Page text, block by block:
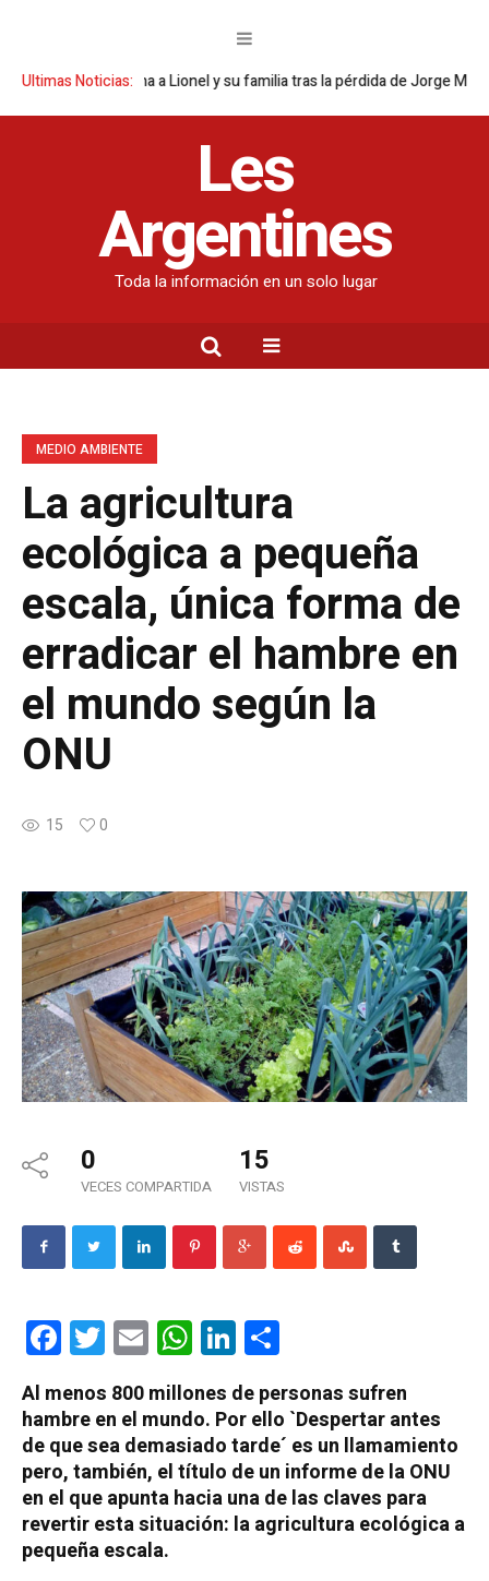
Ultimas Noticias:
argentina a Lionel y su familia tras la pérdida de Jorge Messi
Les
Argentines
Toda la información en un solo lugar
MEDIO AMBIENTE
La agricultura
ecológica a pequeña
escala, única forma de
erradicar el hambre en
el mundo según la
ONU
15 0
0
VECES COMPARTIDA
15
VISTAS
FacebookTwitterEmail WhatsAppLinkedIn
Al menos 800 millones de personas sufren
hambre en el mundo. Por ello `Despertar antes
de que sea demasiado tarde´ es un llamamiento
pero, también, el título de un informe de la ONU
en el que apunta hacia una de las claves para
revertir esta situación: la agricultura ecológica a
pequeña escala.